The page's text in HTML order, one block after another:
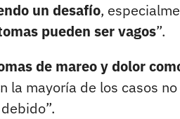
un desafío,
pueden ser vagos”.
de mareo y dolor
la mayoría de los casos